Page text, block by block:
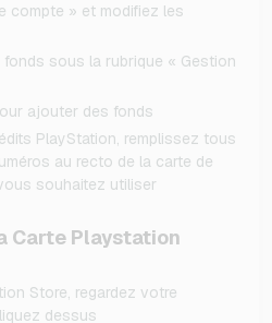
compte » et modifiez les
sous la rubrique « Gestion
ajouter des fonds
PlayStation, remplissez tous
au recto de la carte de
souhaitez utiliser
Carte Playstation
Store, regardez votre
dessus